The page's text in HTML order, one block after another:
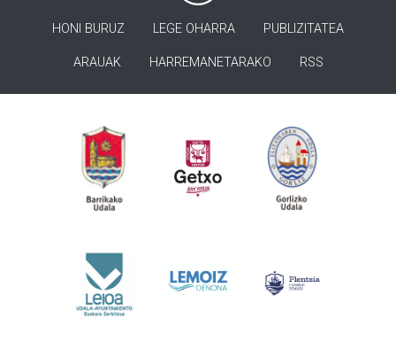
HONI BURUZ LEGE OHARRA PUBLIZITATEA
ARAUAK HARREMANETARAKO RSS